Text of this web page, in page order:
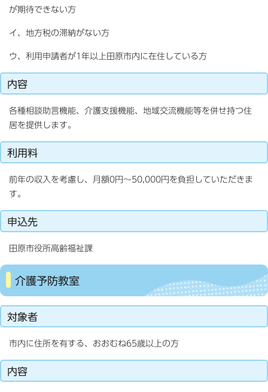
が期待できない方
イ、地方税の滞納がない方
ウ、利用申請者が1年以上田原市内に在住している方
内容
各種相談助言機能、介護支援機能、地域交流機能等を併せ持つ住
居を提供します。
利用料
前年の収入を考慮し、月額0円～50,000円を負担していただきま
す。
申込先
田原市役所高齢福祉課
介護予防教室
対象者
市内に住所を有する、おおむね65歳以上の方
内容